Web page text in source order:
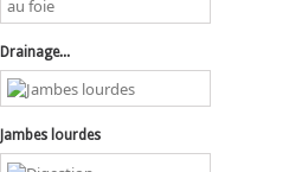
Drainage...
Jambes lourdes